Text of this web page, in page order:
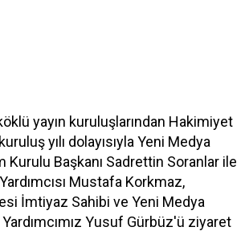
yayın kuruluşlarından Hakimiyet
yılı dolayısıyla Yeni Medya
Kurulu Başkanı Sadrettin Soranlar ile
Mustafa Korkmaz,
İmtiyaz Sahibi ve Yeni Medya
Yusuf Gürbüz'ü ziyaret